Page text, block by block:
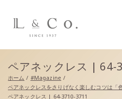
ペアネックレス | 64-
ホーム
#Magazine
ペアネックレスをさりげなく楽しむコツは「
ペアネックレス | 64-3710-3711